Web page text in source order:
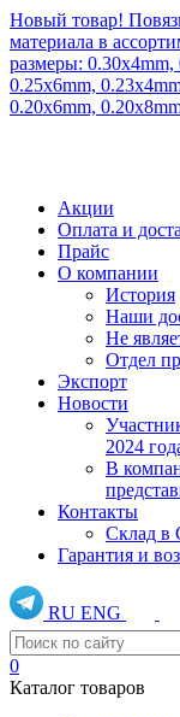
Новый товар!
материала в
размеры:
0.25x6mm,
0.20x6mm,
Акции
Оплата и
Прайс
О компании
История
Наши
Не
Отдел
Экспорт
Новости
2024
В
Контакты
Склад в
Гарантия и
RU ENG
0
Каталог товаров